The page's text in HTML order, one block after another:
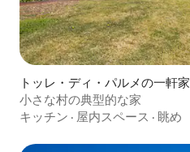
トッレ・ディ・パルメの一軒家
小さな村の典型的な家
キッチン · 屋内スペース · 眺め